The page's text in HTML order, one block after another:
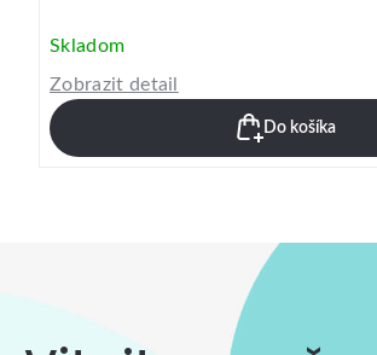
Skladom
Zobrazit detail
Do košíka